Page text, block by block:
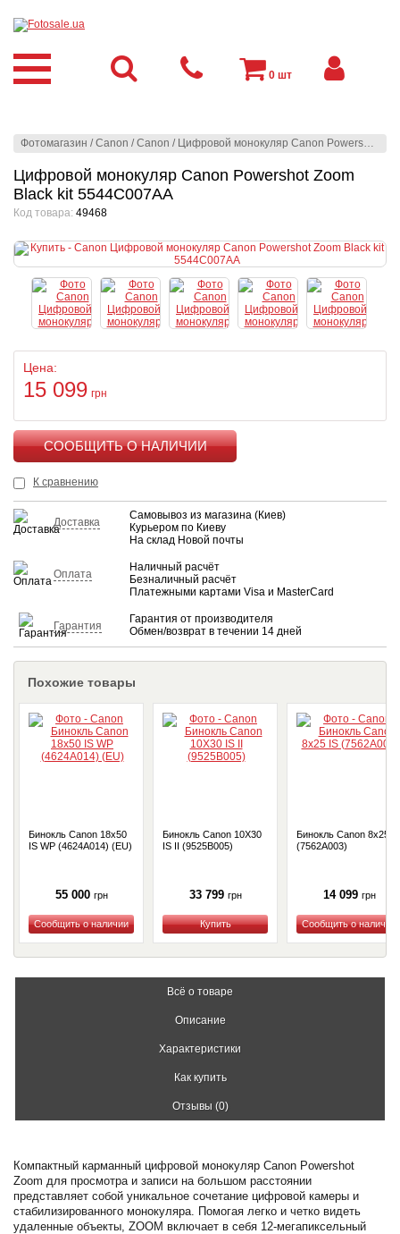
Фотомагазин /Canon /Canon / Цифровой монокуляр Canon Powershot Zoom Black kit 5544C007AA
Цифровой монокуляр Canon Powershot Zoom
Black kit 5544C007AA
Код товара: 49468
Цена:
15 099 грн
К сравнению
Доставка
Самовывоз из магазина (Киев)
Курьером по Киеву
На склад Новой почты
Оплата
Наличный расчёт
Безналичный расчёт
Платежными картами Visa и MasterCard
Гарантия
Гарантия от производителя
Обмен/возврат в течении 14 дней
Похожие товары
Бинокль Canon 18x50
IS WP (4624A014) (EU)
55 000 грн
Купить
Бинокль Canon 10X30
IS II (9525B005)
33 799 грн
Купить
Бинокль Canon 8x25 IS
(7562A003)
14 099 грн
Купить
Всё о товаре
Описание
Характеристики
Как купить
Отзывы (0)
Компактный карманный цифровой монокуляр Canon Powershot
Zoom для просмотра и записи на большом расстоянии
представляет собой уникальное сочетание цифровой камеры и
стабилизированного монокуляра. Помогая легко и четко видеть
удаленные объекты, ZOOM включает в себя 12-мегапиксельный
0 шт